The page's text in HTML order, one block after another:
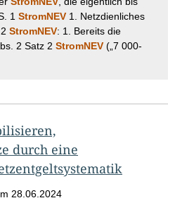
1 StromNEV 1. Netzdienliches
StromNEV: 1. Bereits die
2 Satz 2 StromNEV („7 000-
durch eine
28.06.2024